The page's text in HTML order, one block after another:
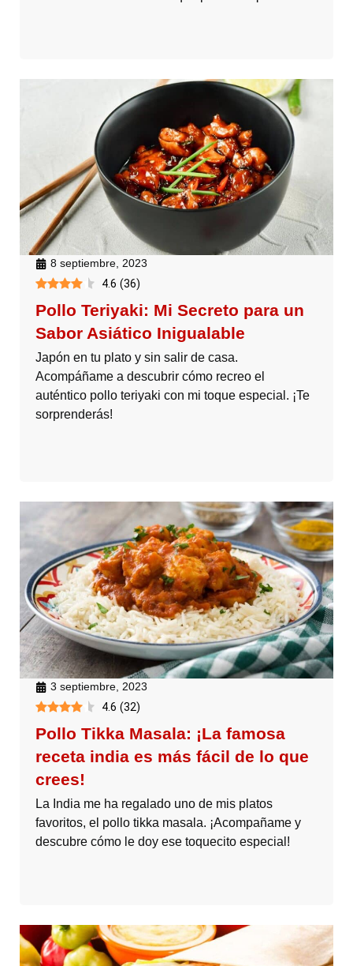
8 septiembre, 2023
4.6 (36)
Pollo Teriyaki: Mi Secreto para un
Sabor Asiático Inigualable
Japón en tu plato y sin salir de casa.
Acompáñame a descubrir cómo recreo el
auténtico pollo teriyaki con mi toque especial. ¡Te
sorprenderás!
3 septiembre, 2023
4.6 (32)
Pollo Tikka Masala: ¡La famosa
receta india es más fácil de lo que
crees!
La India me ha regalado uno de mis platos
favoritos, el pollo tikka masala. ¡Acompañame y
descubre cómo le doy ese toquecito especial!